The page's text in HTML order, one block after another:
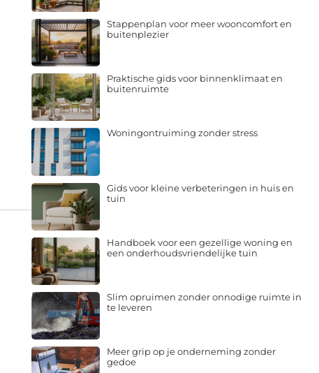
Stappenplan voor meer wooncomfort en
buitenplezier
Praktische gids voor binnenklimaat en
buitenruimte
Woningontruiming zonder stress
Gids voor kleine verbeteringen in huis en
tuin
Handboek voor een gezellige woning en
een onderhoudsvriendelijke tuin
Slim opruimen zonder onnodige ruimte in
te leveren
Meer grip op je onderneming zonder
gedoe